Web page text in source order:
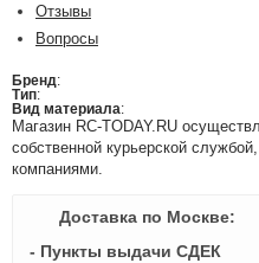
Отзывы
Вопросы
Бренд:
Тип:
Вид материала:
Магазин RC-TODAY.RU
собственной курьерской
компаниями.
Доставка по Москве:
- Пункты выдачи СДЕК